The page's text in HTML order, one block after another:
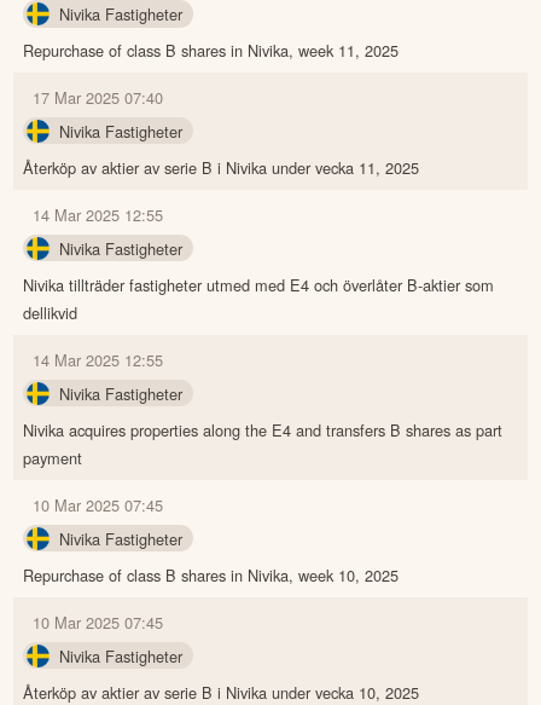
Nivika Fastigheter
Repurchase of class B shares in Nivika, week 11, 2025
17 Mar 2025 07:40
Nivika Fastigheter
Återköp av aktier av serie B i Nivika under vecka 11, 2025
14 Mar 2025 12:55
Nivika Fastigheter
Nivika tillträder fastigheter utmed med E4 och överlåter B-aktier som
dellikvid
14 Mar 2025 12:55
Nivika Fastigheter
Nivika acquires properties along the E4 and transfers B shares as part
payment
10 Mar 2025 07:45
Nivika Fastigheter
Repurchase of class B shares in Nivika, week 10, 2025
10 Mar 2025 07:45
Nivika Fastigheter
Återköp av aktier av serie B i Nivika under vecka 10, 2025